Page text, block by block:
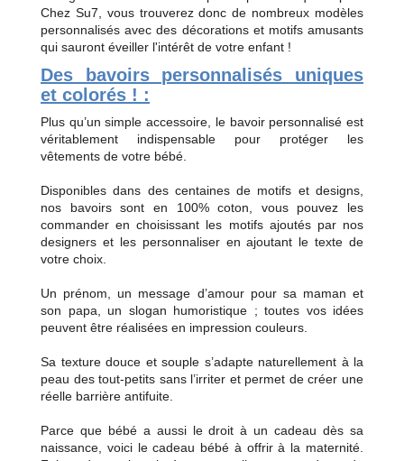
Chez Su7, vous trouverez donc de nombreux modèles
personnalisés avec des décorations et motifs amusants
qui sauront éveiller l'intérêt de votre enfant !
Des bavoirs personnalisés uniques
et colorés ! :
Plus qu’un simple accessoire, le bavoir personnalisé est
véritablement indispensable pour protéger les
vêtements de votre bébé.
Disponibles dans des centaines de motifs et designs,
nos bavoirs sont en 100% coton, vous pouvez les
commander en choisissant les motifs ajoutés par nos
designers et les personnaliser en ajoutant le texte de
votre choix.
Un prénom, un message d’amour pour sa maman et
son papa, un slogan humoristique ; toutes vos idées
peuvent être réalisées en impression couleurs.
Sa texture douce et souple s’adapte naturellement à la
peau des tout-petits sans l’irriter et permet de créer une
réelle barrière antifuite.
Parce que bébé a aussi le droit à un cadeau dès sa
naissance, voici le cadeau bébé à offrir à la maternité.